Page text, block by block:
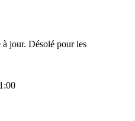
jour. Désolé pour les